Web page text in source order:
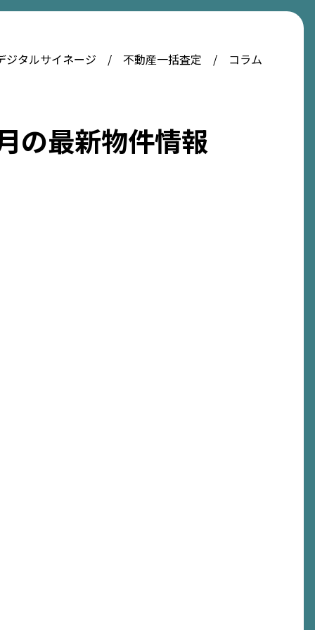
ジタルサイネージ 不動産一括査定 コラム
の最新物件情報